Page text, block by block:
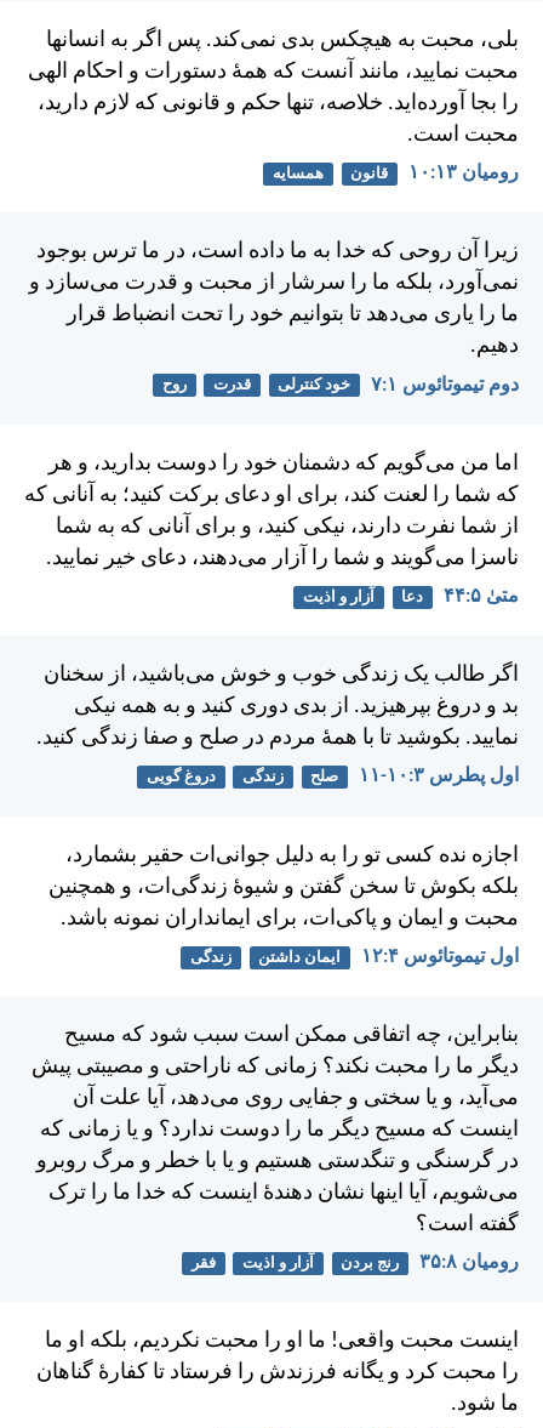
بلی، محبت به هيچكس بدی نمی‌كند. پس اگر به انسانها
محبت نماييد، مانند آنست كه همهٔ دستورات و احكام الهی
را بجا آورده‌ايد. خلاصه، تنها حكم و قانونی كه لازم داريد،
محبت است.
رومیان ۱۳:‏۱۰ قانون همسایه
زيرا آن روحی كه خدا به ما داده است، در ما ترس بوجود
نمی‌آورد، بلكه ما را سرشار از محبت و قدرت می‌سازد و
ما را ياری می‌دهد تا بتوانيم خود را تحت انضباط قرار
دهيم.
دوم تيموتائوس ۱:‏۷ خود کنترلی قدرت روح
اما من می‌گويم كه دشمنان خود را دوست بداريد، و هر
كه شما را لعنت كند، برای او دعای بركت كنيد؛ به آنانی كه
از شما نفرت دارند، نيكی كنيد، و برای آنانی كه به شما
ناسزا می‌گويند و شما را آزار می‌دهند، دعای خير نماييد.
متی‌ٰ ۵:‏۴۴ دعا آزار و اذیت
اگر طالب يک زندگی خوب و خوش می‌باشيد، از سخنان
بد و دروغ بپرهيزيد. از بدی دوری كنيد و به همه نيكی
نماييد. بكوشيد تا با همهٔ مردم در صلح و صفا زندگی كنيد.
اول پطرس ۳:‏۱۰-‏۱۱ صلح زندگی دروغ گویی
اجازه نده كسی تو را به دلیل جوانی‌ات حقير بشمارد،
بلكه بكوش تا سخن گفتن و شيوهٔ زندگی‌ات، و همچنين
محبت و ايمان و پاكی‌ات، برای ايمانداران نمونه باشد.
اول تيموتائوس ۴:‏۱۲ ایمان داشتن زندگی
بنابراين، چه اتفاقی ممكن است سبب شود كه مسيح
ديگر ما را محبت نكند؟ زمانی كه ناراحتی و مصيبتی پيش
می‌آيد، و يا سختی و جفايی روی می‌دهد، آيا علت آن
اينست كه مسيح ديگر ما را دوست ندارد؟ و يا زمانی كه
در گرسنگی و تنگدستی هستيم و يا با خطر و مرگ روبرو
می‌شويم، آيا اينها نشان دهندهٔ اينست كه خدا ما را ترک
گفته است؟
رومیان ۸:‏۳۵ رنج بردن آزار و اذیت فقر
اينست محبت واقعی! ما او را محبت نكرديم، بلكه او ما
را محبت كرد و يگانه فرزندش را فرستاد تا كفارهٔ گناهان
ما شود.